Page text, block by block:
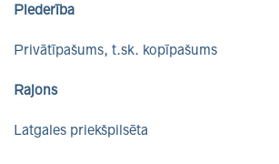
Piederība
Privātīpašums, t.sk. kopīpašums
Rajons
Latgales priekšpilsēta